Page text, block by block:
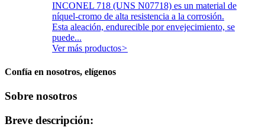
INCONEL 718 (UNS N07718) es un material de
níquel-cromo de alta resistencia a la corrosión.
Esta aleación, endurecible por envejecimiento, se
puede...
Ver más productos>
Confía en nosotros, elígenos
Sobre nosotros
Breve descripción: